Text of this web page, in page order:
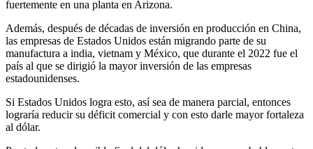
fuertemente en una planta en Arizona.
Además, después de décadas de inversión en producción en China,
las empresas de Estados Unidos están migrando parte de su
manufactura a india, vietnam y México, que durante el 2022 fue el
país al que se dirigió la mayor inversión de las empresas
estadounidenses.
Si Estados Unidos logra esto, así sea de manera parcial, entonces
lograría reducir su déficit comercial y con esto darle mayor fortaleza
al dólar.